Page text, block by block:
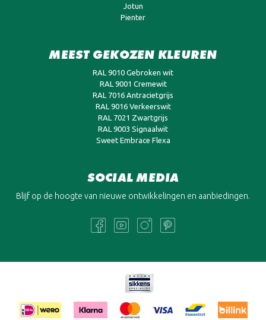
Jotun
Pienter
MEEST GEKOZEN KLEUREN
RAL 9010 Gebroken wit
RAL 9001 Cremewit
RAL 7016 Antracietgrijs
RAL 9016 Verkeerswit
RAL 7021 Zwartgrijs
RAL 9003 Signaalwit
Sweet Embrace Flexa
SOCIAL MEDIA
Blijf op de hoogte van nieuwe ontwikkelingen en aanbiedingen.